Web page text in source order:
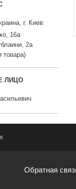
г. Киев:
16а
2а
товара)
ЛИЦО
Обратная